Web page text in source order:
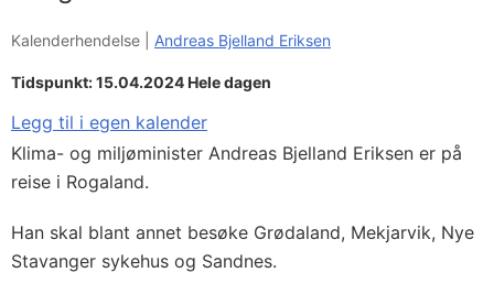
Kalenderhendelse | Andreas Bjelland Eriksen
Tidspunkt: 15.04.2024 Hele dagen
Legg til i egen kalender
Klima- og miljøminister Andreas Bjelland Eriksen er på
reise i Rogaland.
Han skal blant annet besøke Grødaland, Mekjarvik, Nye
Stavanger sykehus og Sandnes.